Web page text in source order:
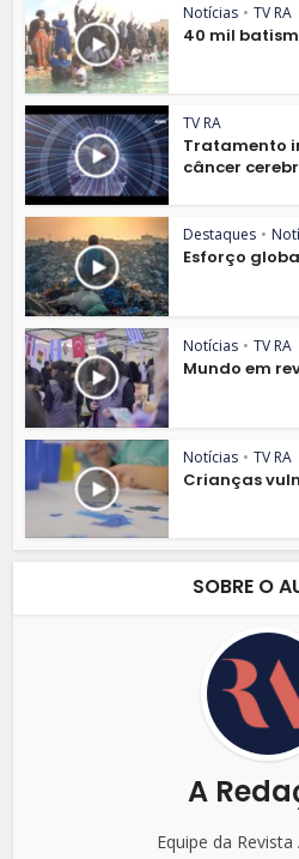
Notícias • TV RA
40 mil
TV RA
Tratamento
câncer
Destaques •
Esforço
Notícias • TV RA
Mundo em
Notícias • TV RA
Crianças
SOBRE O
A
Equipe da